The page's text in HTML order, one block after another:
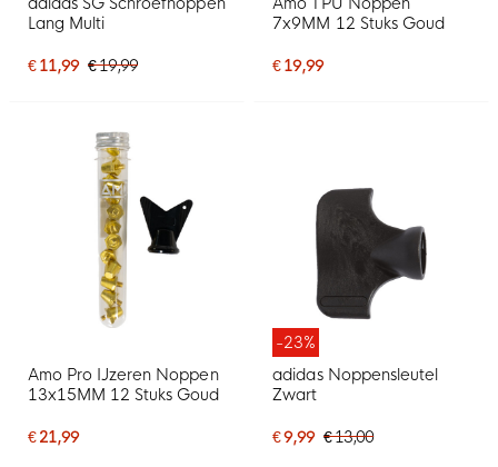
Lang Multi
€ 11,99 € 19,99
7x9MM 12 Stuks Goud
€ 19,99
Amo Pro IJzeren Noppen
13x15MM 12 Stuks Goud
€ 21,99
-23%
adidas Noppensleutel
Zwart
€ 9,99 € 13,00